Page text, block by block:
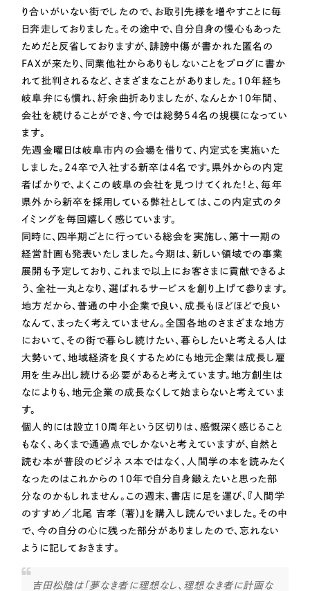
一過性の広告に頼らず、 「仕組み」と「ノウハウ」
を残す資産型DX支援をご提供します
マーケティングDX支援
Webサイト制作
コーポレートサイト制作
採用サイト制作
ブランドサイト制作
? よくある質問
リープ・プロジェクト／マーケティング代行
SEO対策によるアクセス獲得、反響獲得などの"Webマーケティング"から、
ライン領域のマーケティングまでまるっと代行
採用DX支援
リープ・リクルーティング
求人票作成・面接など各種業務代行、採用の仕組み作り支援
制作実績
すべて （624件）
コーポレート・企業サイト （278件）
求人・採用サイト （61件）
ポータルサイト・メディアサイト
LP（ランディングページ） （28件）
キャンペーン・プロモーションサイト （12件）
ブランディング（ロゴ・印刷物）
その他 （1件）
オプションサービス
お客様インタビュー
Outsourcing
アウトソーシング（代行支援）
「反響強化」を目的としたマーケティング代行
リープ・リクルーティング
「採用強化」を目的とした採用業務代行
その他のサービス
プライバシーポリシー
り合いがいない街でしたので、お取引先様を増やすことに毎
日奔走しておりました。その途中で、自分自身の慢心もあった
ためだと反省しておりますが、誹謗中傷が書かれた匿名の
FAXが来たり、同業他社からありもしないことをブログに書か
れて批判されるなど、さまざまなことがありました。 10年経ち
岐阜弁にも慣れ、紆余曲折ありましたが、なんとか10年間、
会社を続けることができ、今では総勢54名の規模になってい
ます。
先週金曜日は岐阜市内の会場を借りて、内定式を実施いた
しました。24卒で入社する新卒は4名です。県外からの内定
者ばかりで、よくこの岐阜の会社を見つけてくれた！と、毎年
県外から新卒を採用している弊社としては、この内定式のタ
イミングを毎回嬉しく感じています。
同時に、四半期ごとに行っている総会を実施し、第十一期の
経営計画も発表いたしました。今期は、新しい領域での事業
展開も予定しており、これまで以上にお客さまに貢献できるよ
う、全社一丸となり、選ばれるサービスを創り上げて参ります。
地方だから、普通の中小企業で良い、成長もほどほどで良い
なんて、まったく考えていません。全国各地のさまざまな地方
において、その街で暮らし続けたい、暮らしたいと考える人は
大勢いて、地域経済を良くするためにも地元企業は成長し雇
用を生み出し続ける必要があると考えています。地方創生は
なによりも、地元企業の成長なくして始まらないと考えていま
す。
個人的には設立10周年という区切りは、感慨深く感じること
もなく、あくまで通過点でしかないと考えていますが、自然と
読む本が普段のビジネス本ではなく、人間学の本を読みたく
なったのはこれからの10年で自分自身鍛えたいと思った部
分なのかもしれません。この週末、書店に足を運び、『人間学
のすすめ／北尾 吉孝 (著)』を購入し読んでいました。その中
で、今の自分の心に残った部分がありましたので、忘れない
ように記しておきます。
吉田松陰は「夢なき者に理想なし、理想なき者に計画な